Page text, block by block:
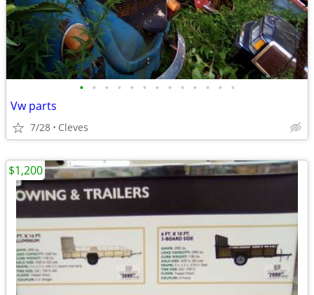
• • • • • • • • • • • • •
Vw parts
7/28 Cleves
$1,200